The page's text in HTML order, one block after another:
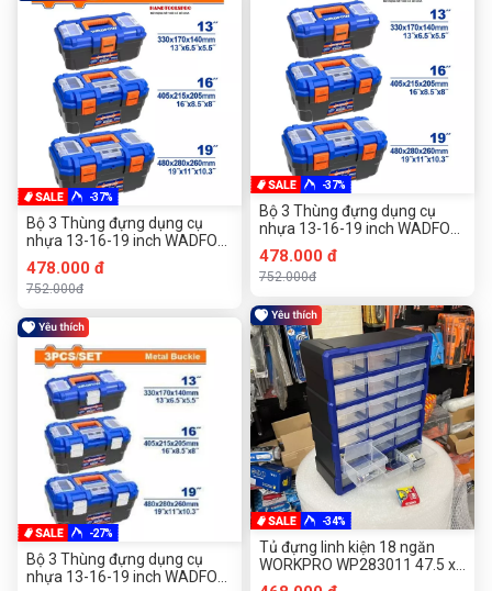
-37%
Bộ 3 Thùng đựng dụng cụ
nhựa 13-16-19 inch WADFOW
WTB2103
478.000 đ
752.000đ
-27%
Bộ 3 Thùng đựng dụng cụ
nhựa 13-16-19 inch WADFOW
-37%
Bộ 3 Thùng đựng dụng cụ
nhựa 13-16-19 inch WADFOW
WTB2103
478.000 đ
752.000đ
-34%
Tủ đựng linh kiện 18 ngăn
WORKPRO WP283011 47.5 x
38.5 x 16.2 cm